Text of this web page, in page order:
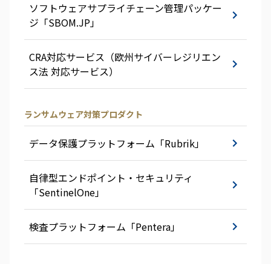
ソフトウェアサプライチェーン管理パッケー
ジ「SBOM.JP」
CRA対応サービス（欧州サイバーレジリエン
ス法 対応サービス）
ランサムウェア対策プロダクト
データ保護プラットフォーム「Rubrik」
自律型エンドポイント・セキュリティ
「SentinelOne」
検査プラットフォーム「Pentera」